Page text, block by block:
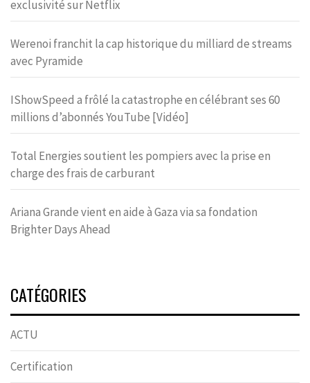
exclusivité sur Netflix
Werenoi franchit la cap historique du milliard de streams
avec Pyramide
IShowSpeed a frôlé la catastrophe en célébrant ses 60
millions d’abonnés YouTube [Vidéo]
Total Energies soutient les pompiers avec la prise en
charge des frais de carburant
Ariana Grande vient en aide à Gaza via sa fondation
Brighter Days Ahead
CATÉGORIES
ACTU
Certification